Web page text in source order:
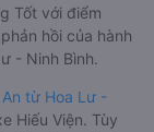
Tốt với điểm
hồi của hành
- Ninh Bình.
từ Hoa Lư -
Hiếu Viện. Tùy